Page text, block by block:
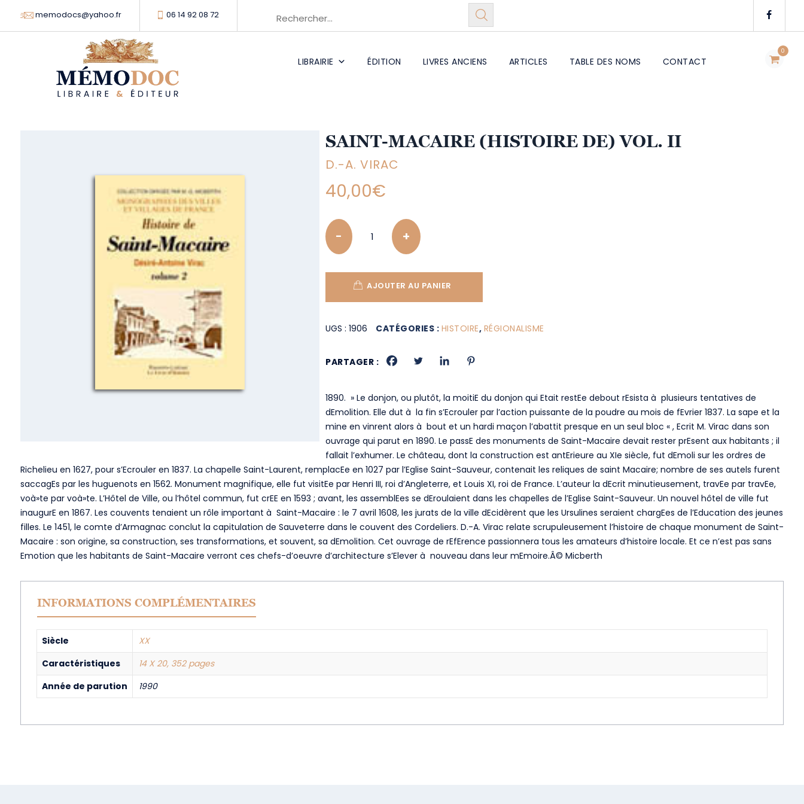
memodocs@yahoo.fr 06 14 92 08 72
0
LIBRAIRIE ÉDITION LIVRES ANCIENS ARTICLES TABLE DES NOMS CONTACT
SAINT-MACAIRE (HISTOIRE DE) VOL. II
D.-A. VIRAC
40,00€
Quantity
AJOUTER AU PANIER
UGS :1906 CATÉGORIES : HISTOIRE, RÉGIONALISME
PARTAGER :
1890. » Le donjon, ou plutôt, la moitiE du donjon qui Etait restEe debout rEsista à plusieurs tentatives de
dEmolition. Elle dut à la fin s’Ecrouler par l’action puissante de la poudre au mois de fEvrier 1837. La sape et la
mine en vinrent alors à bout et un hardi maçon l’abattit presque en un seul bloc « , Ecrit M. Virac dans son
ouvrage qui parut en 1890. Le passE des monuments de Saint-Macaire devait rester prEsent aux habitants ; il
fallait l’exhumer. Le château, dont la construction est antErieure au XIe siècle, fut dEmoli sur les ordres de
Richelieu en 1627, pour s’Ecrouler en 1837. La chapelle Saint-Laurent, remplacEe en 1027 par l’Eglise Saint-Sauveur, contenait les reliques de saint Macaire; nombre de ses autels furent
saccagEs par les huguenots en 1562. Monument magnifique, elle fut visitEe par Henri III, roi d’Angleterre, et Louis XI, roi de France. L’auteur la dEcrit minutieusement, travEe par travEe,
voà»te par voà»te. L’Hôtel de Ville, ou l’hôtel commun, fut crEE en 1593 ; avant, les assemblEes se dEroulaient dans les chapelles de l’Eglise Saint-Sauveur. Un nouvel hôtel de ville fut
inaugurE en 1867. Les couvents tenaient un rôle important à Saint-Macaire : le 7 avril 1608, les jurats de la ville dEcidèrent que les Ursulines seraient chargEes de l’Education des jeunes
filles. Le 1451, le comte d’Armagnac conclut la capitulation de Sauveterre dans le couvent des Cordeliers. D.-A. Virac relate scrupuleusement l’histoire de chaque monument de Saint-
Macaire : son origine, sa construction, ses transformations, et souvent, sa dEmolition. Cet ouvrage de rEfErence passionnera tous les amateurs d’histoire locale. Et ce n’est pas sans
Emotion que les habitants de Saint-Macaire verront ces chefs-d’oeuvre d’architecture s’Elever à nouveau dans leur mEmoire.Â© Micberth
INFORMATIONS COMPLÉMENTAIRES
Siècle
XX
Caractéristiques
14 X 20, 352 pages
Année de parution
1990